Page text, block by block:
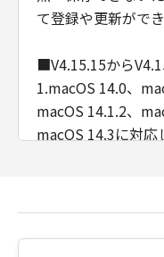
8501, Japan.
における「許諾ソ
とします。
以上
キヤノン株式会社
No. I010G025092
て登録や更新がで
■V4.15.15から
1.macOS 14.0、
macOS 14.1.2、
macOS 14.3に対応